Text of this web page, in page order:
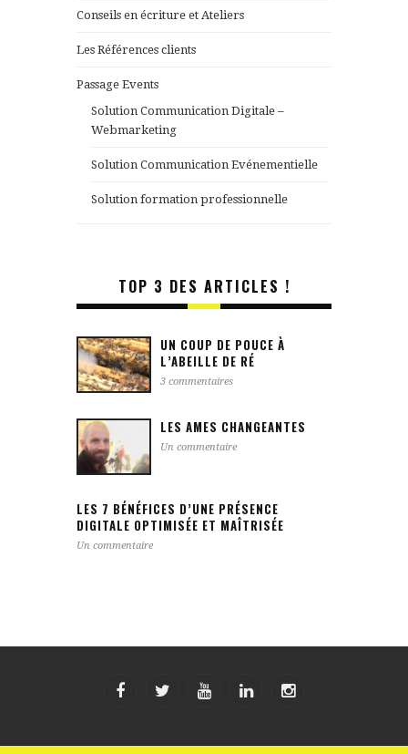
Conseils en écriture et Ateliers
Les Références clients
Passage Events
Solution Communication Digitale –
Webmarketing
Solution Communication Evénementielle
Solution formation professionnelle
TOP 3 DES ARTICLES !
UN COUP DE POUCE À
L’ABEILLE DE RÉ
3 commentaires
LES AMES CHANGEANTES
Un commentaire
LES 7 BÉNÉFICES D’UNE PRÉSENCE
DIGITALE OPTIMISÉE ET MAÎTRISÉE
Un commentaire